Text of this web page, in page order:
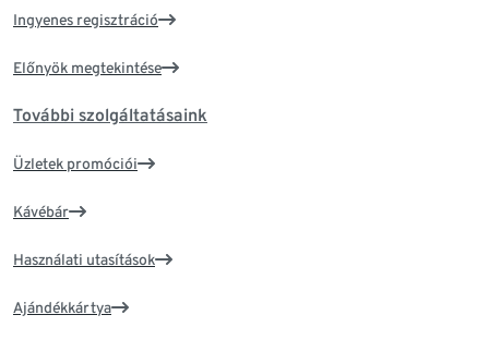
Ingyenes regisztráció
Előnyök megtekintése
További szolgáltatásaink
Üzletek promóciói
Kávébár
Használati utasítások
Ajándékkártya